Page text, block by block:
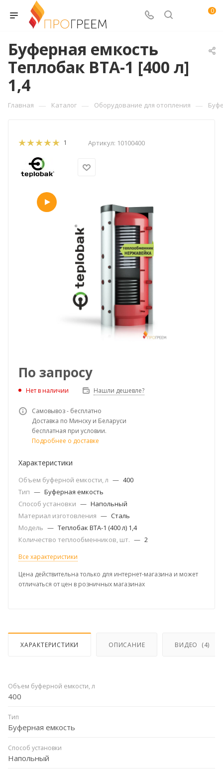
0
Буферная емкость
Теплобак ВТА-1 [400 л]
1,4
Главная — Каталог — Оборудование для отопления —
1 Артикул: 10100400
По запросу
Нет в наличии Нашли дешевле?
Самовывоз - бесплатно
Доставка по Минску и Беларуси
бесплатная при условии.
Подробнее о доставке
Характеристики
Объем буферной емкости, л — 400
Тип — Буферная емкость
Способ установки — Напольный
Материал изготовления — Сталь
Модель — Теплобак ВТА-1 (400 л) 1,4
Количество теплообменников, шт. — 2
Все характеристики
Цена действительна только для интернет-магазина и может
отличаться от цен в розничных магазинах
ХАРАКТЕРИСТИКИ ОПИСАНИЕ ВИДЕО (4)
Объем буферной емкости, л
400
Тип
Буферная емкость
Способ установки
Напольный